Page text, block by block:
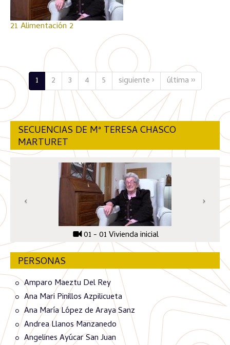
21 Alimentación 2
1 2 3 4 5 siguiente › última ››
SECUENCIAS DE Mª TERESA CHASCO
MARTURET
01 - 01 Vivienda inicial
PERSONAS
Amparo Maeztu Del Rey
Ana Mari Pinillos Azpilicueta
Ana María López de Araya Sanz
Andrea Llanos Manzanedo
Angelines Ayúcar San Juan